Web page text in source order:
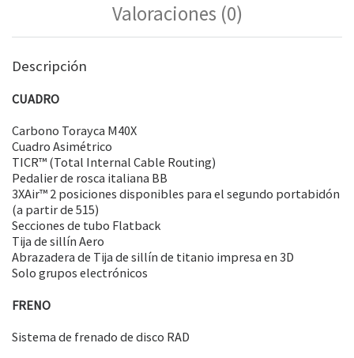
Valoraciones (0)
Descripción
CUADRO
Carbono Torayca M40X
Cuadro Asimétrico
TICR™ (Total Internal Cable Routing)
Pedalier de rosca italiana BB
3XAir™ 2 posiciones disponibles para el segundo portabidón
(a partir de 515)
Secciones de tubo Flatback
Tija de sillín Aero
Abrazadera de Tija de sillín de titanio impresa en 3D
Solo grupos electrónicos
FRENO
Sistema de frenado de disco RAD